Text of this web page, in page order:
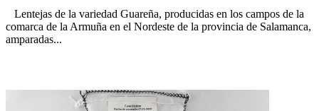
Lentejas de la variedad Guareña, producidas en los campos de la
comarca de la Armuña en el Nordeste de la provincia de Salamanca,
amparadas...